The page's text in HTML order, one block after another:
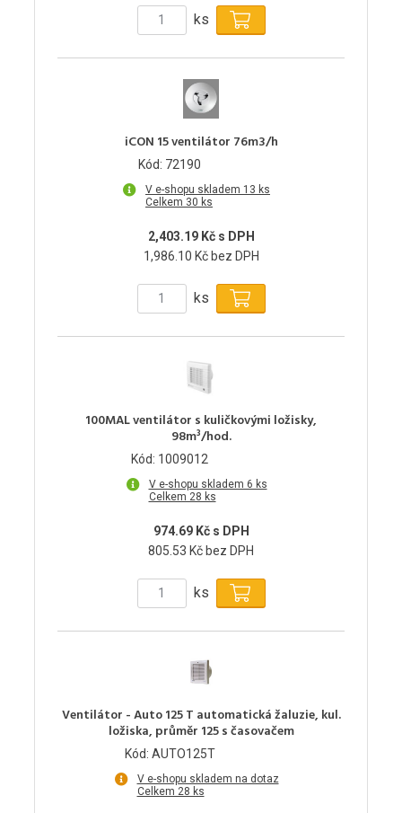
ks
iCON 15 ventilátor 76m3/h
Kód: 72190
V e-shopu skladem 13 ks
Celkem 30 ks
2,403.19 Kč s DPH
1,986.10 Kč bez DPH
ks
100MAL ventilátor s kuličkovými ložisky,
98m³/hod.
Kód: 1009012
V e-shopu skladem 6 ks
Celkem 28 ks
974.69 Kč s DPH
805.53 Kč bez DPH
ks
Ventilátor - Auto 125 T automatická žaluzie, kul.
ložiska, průměr 125 s časovačem
Kód: AUTO125T
V e-shopu skladem na dotaz
Celkem 28 ks